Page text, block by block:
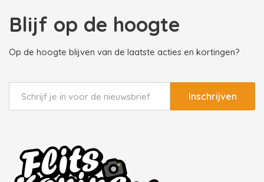
Blijf op de hoogte
Op de hoogte blijven van de laatste acties en kortingen?
Inschrijven